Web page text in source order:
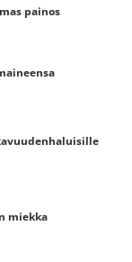
painos
miekka